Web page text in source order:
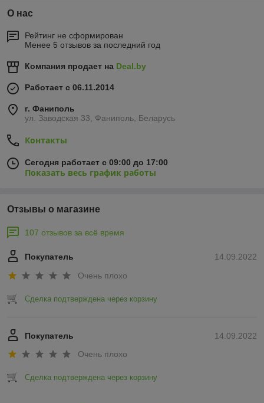
О нас
Рейтинг не сформирован
Менее 5 отзывов за последний год
Компания продает на Deal.by
Работает с 06.11.2014
г. Фаниполь
ул. Заводская 33, Фаниполь, Беларусь
Контакты
Сегодня работает с 09:00 до 17:00
Показать весь график работы
Отзывы о магазине
107 отзывов за всё время
14.09.2022
Покупатель
Очень плохо
Сделка подтверждена через корзину
14.09.2022
Покупатель
Очень плохо
Сделка подтверждена через корзину